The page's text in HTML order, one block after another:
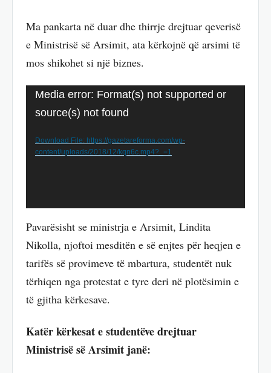
Ma pankarta në duar dhe thirrje drejtuar qeverisë
e Ministrisë së Arsimit, ata kërkojnë që arsimi të
mos shikohet si një biznes.
Video
Player
Media error: Format(s) not supported or
source(s) not found
Download File: https://gazetareforma.com/wp-
content/uploads/2018/12/kqn6c.mp4?_=1
Pavarësisht se ministrja e Arsimit, Lindita
Nikolla, njoftoi mesditën e së enjtes për heqjen e
tarifës së provimeve të mbartura, studentët nuk
tërhiqen nga protestat e tyre deri në plotësimin e
të gjitha kërkesave.
Katër kërkesat e studentëve drejtuar
Ministrisë së Arsimit janë: